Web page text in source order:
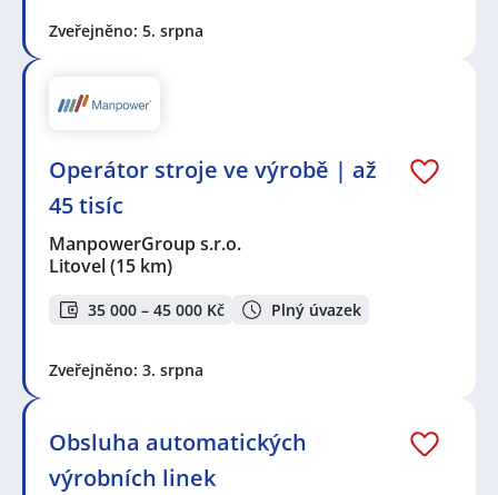
Zveřejněno: 5. srpna
Operátor stroje ve výrobě | až
45 tisíc
ManpowerGroup s.r.o.
Litovel(15 km)
35 000 – 45 000 Kč Plný úvazek
Zveřejněno: 3. srpna
Obsluha automatických
výrobních linek